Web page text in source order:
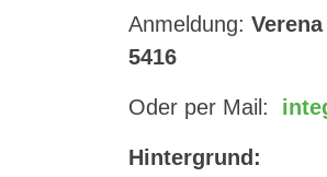
Anmeldung:
5416
Oder per Mail:
Hintergrund: